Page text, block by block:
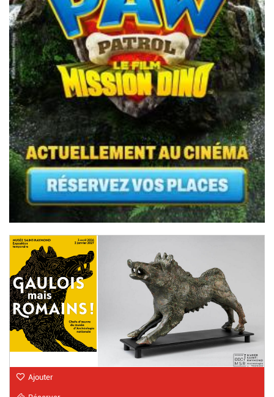
Ajouter